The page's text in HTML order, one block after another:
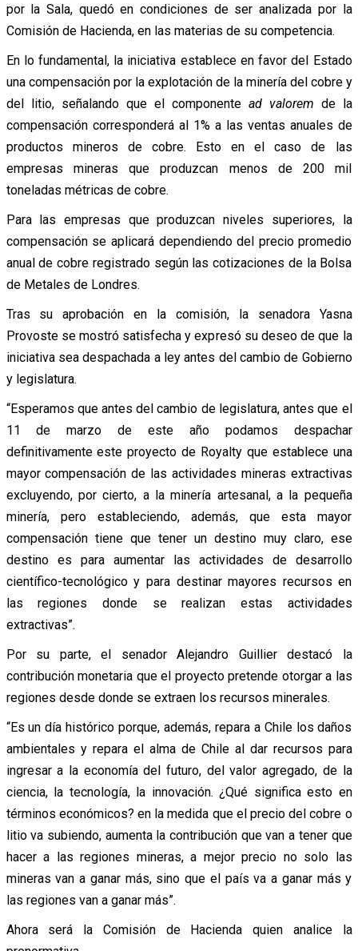
por la Sala, quedó en condiciones de ser analizada por la
Comisión de Hacienda, en las materias de su competencia.
En lo fundamental, la iniciativa establece en favor del Estado
una compensación por la explotación de la minería del cobre y
del litio, señalando que el componente ad valorem de la
compensación corresponderá al 1% a las ventas anuales de
productos mineros de cobre. Esto en el caso de las
empresas mineras que produzcan menos de 200 mil
toneladas métricas de cobre.
Para las empresas que produzcan niveles superiores, la
compensación se aplicará dependiendo del precio promedio
anual de cobre registrado según las cotizaciones de la Bolsa
de Metales de Londres.
Tras su aprobación en la comisión, la senadora Yasna
Provoste se mostró satisfecha y expresó su deseo de que la
iniciativa sea despachada a ley antes del cambio de Gobierno
y legislatura.
“Esperamos que antes del cambio de legislatura, antes que el
11 de marzo de este año podamos despachar
definitivamente este proyecto de Royalty que establece una
mayor compensación de las actividades mineras extractivas
excluyendo, por cierto, a la minería artesanal, a la pequeña
minería, pero estableciendo, además, que esta mayor
compensación tiene que tener un destino muy claro, ese
destino es para aumentar las actividades de desarrollo
científico-tecnológico y para destinar mayores recursos en
las regiones donde se realizan estas actividades
extractivas”.
Por su parte, el senador Alejandro Guillier destacó la
contribución monetaria que el proyecto pretende otorgar a las
regiones desde donde se extraen los recursos minerales.
“Es un día histórico porque, además, repara a Chile los daños
ambientales y repara el alma de Chile al dar recursos para
ingresar a la economía del futuro, del valor agregado, de la
ciencia, la tecnología, la innovación. ¿Qué significa esto en
términos económicos? en la medida que el precio del cobre o
litio va subiendo, aumenta la contribución que van a tener que
hacer a las regiones mineras, a mejor precio no solo las
mineras van a ganar más, sino que el país va a ganar más y
las regiones van a ganar más”.
Ahora será la Comisión de Hacienda quien analice la